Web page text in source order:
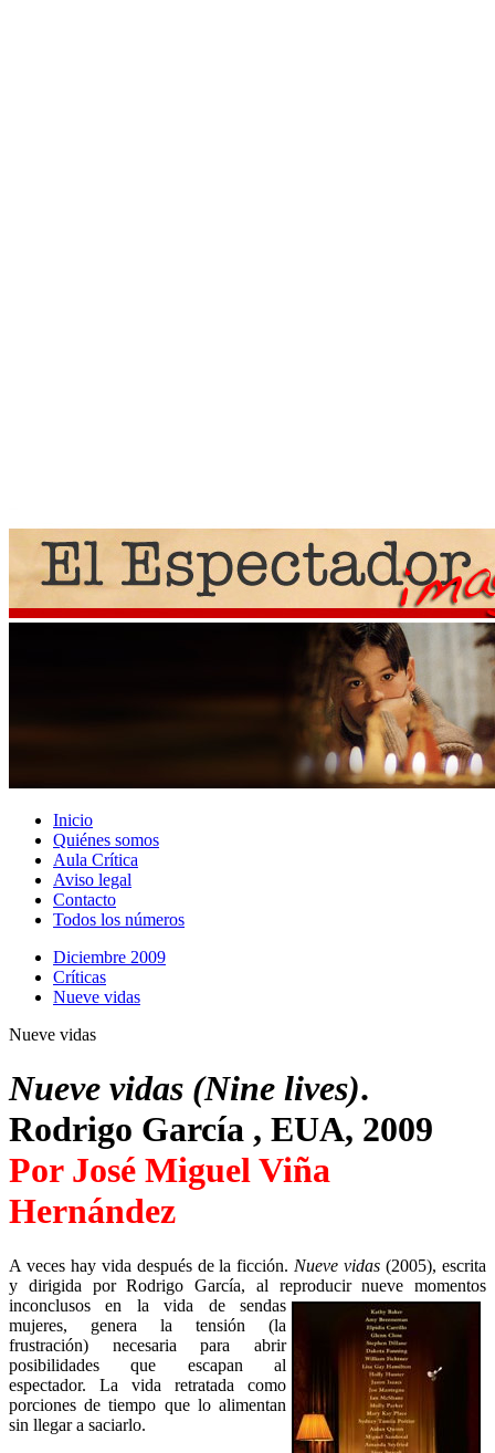
Inicio
Quiénes somos
Aula Crítica
Aviso legal
Contacto
Todos los números
Diciembre 2009
Crí­ticas
Nueve vidas
Nueve vidas
Nueve vidas (Nine lives).
Rodrigo García , EUA, 2009
Por José Miguel Viña
Hernández
A veces hay vida después de la ficción. Nueve vidas(2005), escrita
y dirigida por Rodrigo García, al reproducir nueve momentos
inconclusos en la vida de sendas
mujeres, genera la tensión (la
frustración) necesaria para abrir
posibilidades que escapan al
espectador. La vida retratada como
porciones de tiempo que lo alimentan
sin llegar a saciarlo.